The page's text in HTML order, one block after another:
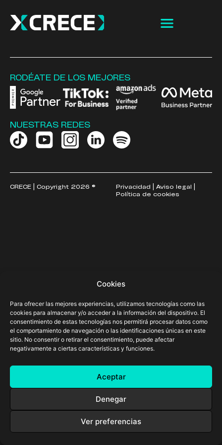
Cookies
Para ofrecer las mejores experiencias, utilizamos tecnologías como las
cookies para almacenar y/o acceder a la información del dispositivo. El
consentimiento de estas tecnologías nos permitirá procesar datos como
el comportamiento de navegación o las identificaciones únicas en este
sitio. No consentir o retirar el consentimiento, puede afectar
negativamente a ciertas características y funciones.
Aceptar
Denegar
Ver preferencias
RODÉATE DE LOS MEJORES
NUESTRAS REDES
CRECE | Copyright 2026 © Privacidad Aviso legal
Política de cookies